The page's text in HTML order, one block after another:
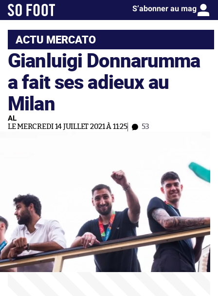
S’abonner au mag
ACTU MERCATO
Gianluigi Donnarumma
a fait ses adieux au
Milan
AL
LE MERCREDI 14 JUILLET 2021 À 11:25 53